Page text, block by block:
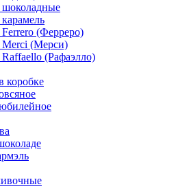
(Ферреро)
(Мерси)
(Рафаэлло)
коробке